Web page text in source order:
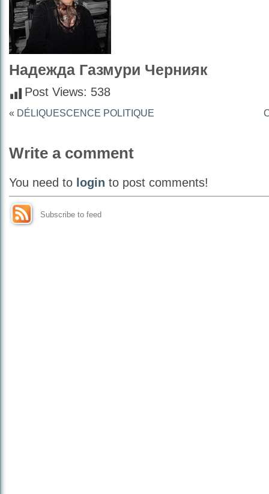
Надежда Газмури Чернияк
Post Views: 538
« DÉLIQUESCENCE POLITIQUE
Write a comment
You need to login to post comments!
Subscribe to feed